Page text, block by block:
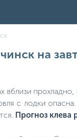
на
вблизи прохладно,
с лодки
Прогноз клева